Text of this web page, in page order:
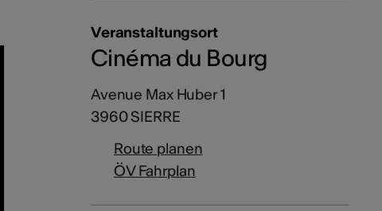
Veranstaltungsort
Cinéma du Bourg
Avenue Max Huber 1
3960 SIERRE
Route planen
ÖV Fahrplan